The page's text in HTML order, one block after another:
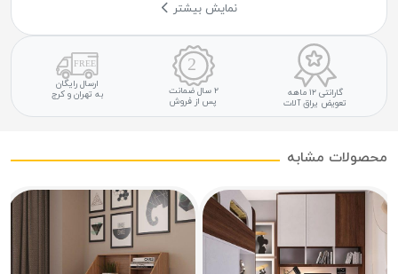
نمایش بیشتر
گارانتی ۱۲ ماهه
تعویض یراق آلات
۲ سال ضمانت
پس از فروش
ارسال رایگان
به تهران و کرج
محصولات مشابه